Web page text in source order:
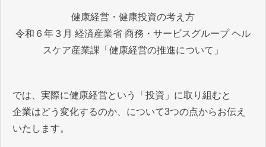
健康経営・健康投資の考え方
令和６年３月 経済産業省 商務・サービスグループ ヘル
スケア産業課「健康経営の推進について」
では、実際に健康経営という「投資」に取り組むと
企業はどう変化するのか、について3つの点からお伝え
いたします。